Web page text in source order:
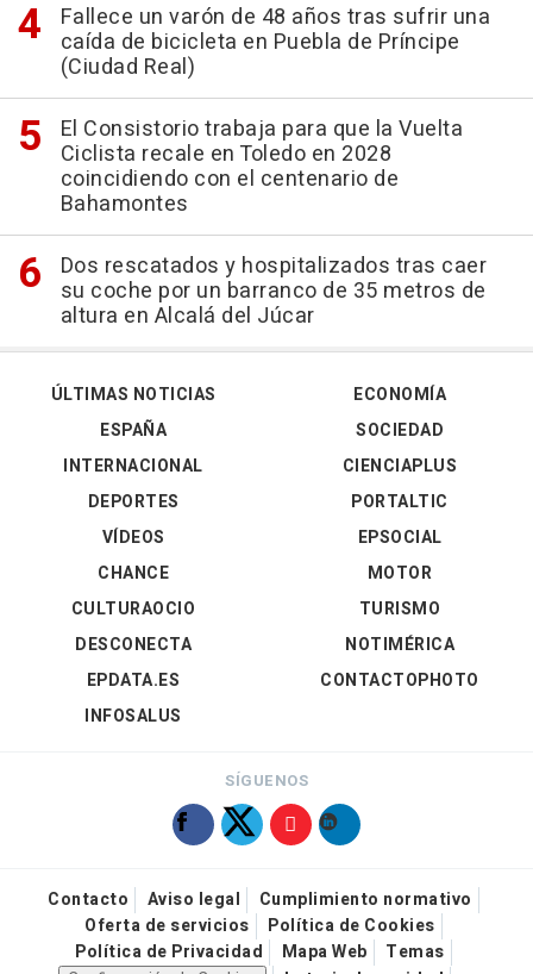
Fallece un varón de 48 años tras sufrir una
caída de bicicleta en Puebla de Príncipe
(Ciudad Real)
El Consistorio trabaja para que la Vuelta
Ciclista recale en Toledo en 2028
coincidiendo con el centenario de
Bahamontes
Dos rescatados y hospitalizados tras caer
su coche por un barranco de 35 metros de
altura en Alcalá del Júcar
ÚLTIMAS NOTICIAS
ESPAÑA
INTERNACIONAL
DEPORTES
VÍDEOS
ECONOMÍA
SOCIEDAD
CIENCIAPLUS
PORTALTIC
EPSOCIAL
CHANCE
CULTURAOCIO
DESCONECTA
EPDATA.ES
INFOSALUS
MOTOR
TURISMO
NOTIMÉRICA
CONTACTOPHOTO
SÍGUENOS
Contacto Aviso legal
Cumplimiento normativo
Oferta de servicios
Política de Cookies
Política de Privacidad
Mapa Web
Temas